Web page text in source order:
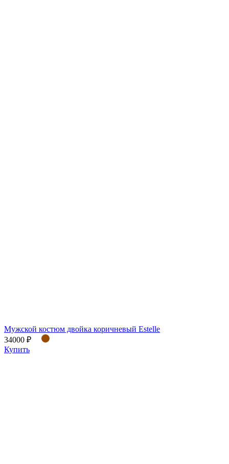
Мужской костюм двойка коричневый Estelle
34000 ₽
Купить